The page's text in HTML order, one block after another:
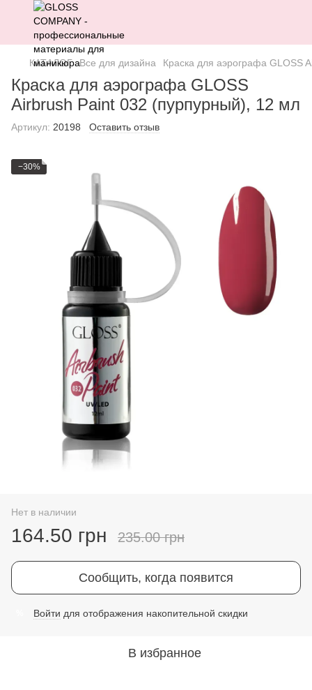
КАТАЛОГ Все для дизайна Краска для аэрографа GLOSS
Краска для аэрографа GLOSS
Airbrush Paint 032 (пурпурный), 12 мл
Артикул: 20198 Оставить отзыв
−30%
Нет в наличии
164.50 грн 235.00 грн
Сообщить, когда появится
Войти для отображения накопительной скидки
В избранное